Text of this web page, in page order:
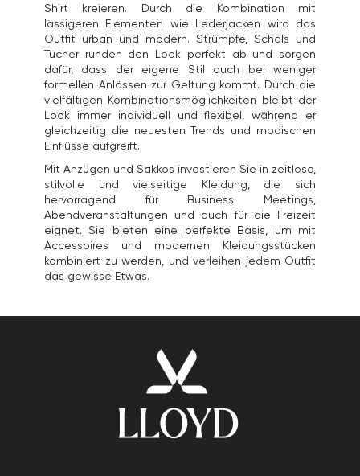
Shirt kreieren. Durch die Kombination mit
lässigeren Elementen wie Lederjacken wird das
Outfit urban und modern. Strümpfe, Schals und
Tücher runden den Look perfekt ab und sorgen
dafür, dass der eigene Stil auch bei weniger
formellen Anlässen zur Geltung kommt. Durch die
vielfältigen Kombinationsmöglichkeiten bleibt der
Look immer individuell und flexibel, während er
gleichzeitig die neuesten Trends und modischen
Einflüsse aufgreift.
Mit Anzügen und Sakkos investieren Sie in zeitlose,
stilvolle und vielseitige Kleidung, die sich
hervorragend für Business Meetings,
Abendveranstaltungen und auch für die Freizeit
eignet. Sie bieten eine perfekte Basis, um mit
Accessoires und modernen Kleidungsstücken
kombiniert zu werden, und verleihen jedem Outfit
das gewisse Etwas.